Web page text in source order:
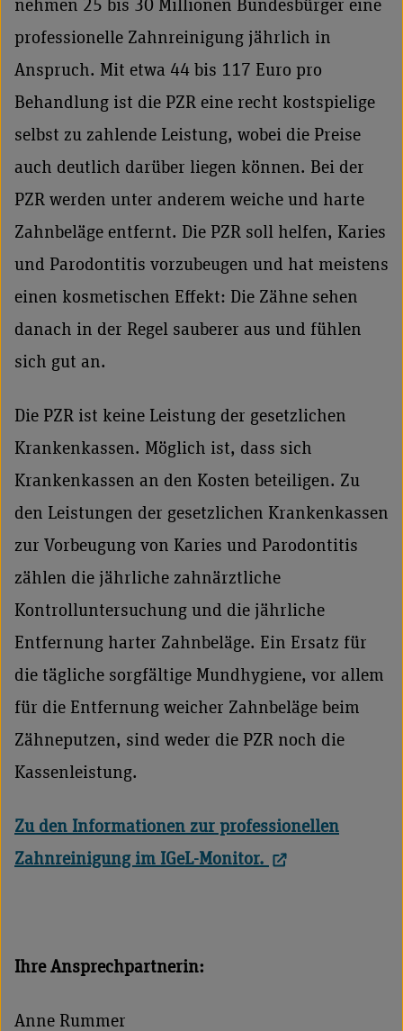
nehmen 25 bis 30 Millionen Bundesbürger eine
professionelle Zahnreinigung jährlich in
Anspruch. Mit etwa 44 bis 117 Euro pro
Behandlung ist die PZR eine recht kostspielige
selbst zu zahlende Leistung, wobei die Preise
auch deutlich darüber liegen können. Bei der
PZR werden unter anderem weiche und harte
Zahnbeläge entfernt. Die PZR soll helfen, Karies
und Parodontitis vorzubeugen und hat meistens
einen kosmetischen Effekt: Die Zähne sehen
danach in der Regel sauberer aus und fühlen
sich gut an.
Die PZR ist keine Leistung der gesetzlichen
Krankenkassen. Möglich ist, dass sich
Krankenkassen an den Kosten beteiligen. Zu
den Leistungen der gesetzlichen Krankenkassen
zur Vorbeugung von Karies und Parodontitis
zählen die jährliche zahnärztliche
Kontrolluntersuchung und die jährliche
Entfernung harter Zahnbeläge. Ein Ersatz für
die tägliche sorgfältige Mundhygiene, vor allem
für die Entfernung weicher Zahnbeläge beim
Zähneputzen, sind weder die PZR noch die
Kassenleistung.
Zu den Informationen zur professionellen
Zahnreinigung im IGeL-Monitor.
Ihre Ansprechpartnerin:
Anne Rummer